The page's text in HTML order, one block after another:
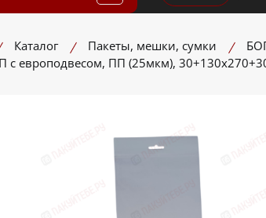
Каталог Пакеты, мешки, сумки
с европодвесом, ПП (25мкм),